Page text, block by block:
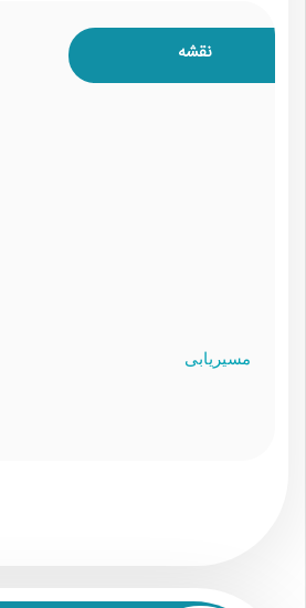
نقشه
مسیریابی